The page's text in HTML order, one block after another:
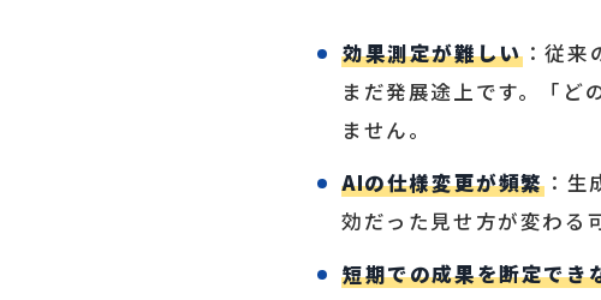
効果測定が難しい：従来
まだ発展途上です。「ど
ません。
AIの仕様変更が頻繁 ：
効だった見せ方が変わる
短期での成果を断定でき